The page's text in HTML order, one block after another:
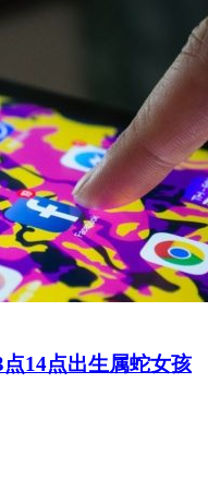
14点出生属蛇女孩